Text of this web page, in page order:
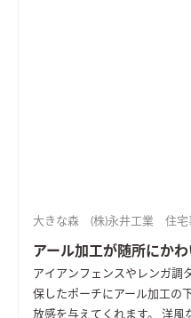
大きな森 (株)永井工業 住宅
アール加工が随所にか
アイアンフェンスやレンガ調タイ
保したポーチにアール加工の
放感を与えてくれます。 洋風な建具にかわいいガラス製のライ